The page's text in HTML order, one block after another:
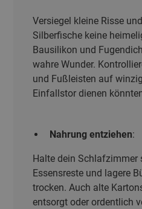
Versiegel kleine Risse
Silberfische keine
Bausilikon und
wahre Wunder.
und Fußleisten auf
Einfallstor dienen
Nahrung entziehen:
Halte dein Schlafzimmer
Essensreste und lagere
trocken. Auch alte
entsorgt oder ordentlich